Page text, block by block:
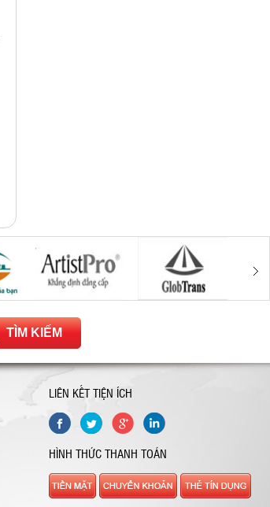
TÌM KIẾM
LIÊN KẾT TIỆN ÍCH
HÌNH THỨC THANH TOÁN